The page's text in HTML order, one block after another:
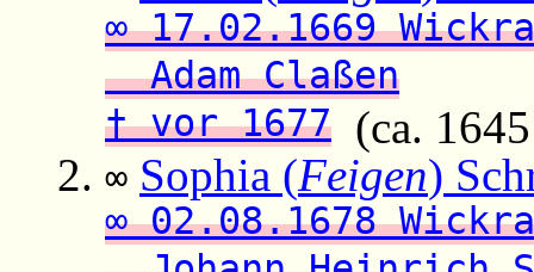
∞ 17.02.1669
Adam Claßen
† vor 1677 (ca.
∞ Sophia (Feigen)
∞ 02.08.1678